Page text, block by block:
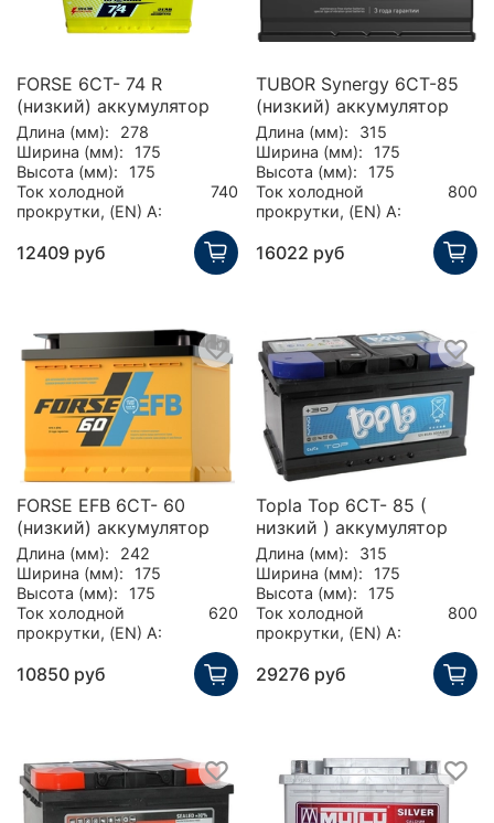
FORSE 6СТ- 74 R
(низкий) аккумулятор
Длина (мм):
278
Ширина (мм):
175
Высота (мм):
175
Ток холодной
прокрутки, (EN) А:
740
12409 руб
TUBOR Synergy 6СТ-85
(низкий) аккумулятор
Длина (мм):
315
Ширина (мм):
175
Высота (мм):
175
Ток холодной
прокрутки, (EN) А:
800
16022 руб
FORSE EFB 6СТ- 60
(низкий) аккумулятор
Длина (мм):
242
Ширина (мм):
175
Высота (мм):
175
Ток холодной
прокрутки, (EN) А:
620
10850 руб
Topla Top 6CT- 85 (
низкий ) аккумулятор
Длина (мм):
315
Ширина (мм):
175
Высота (мм):
175
Ток холодной
прокрутки, (EN) А:
800
29276 руб